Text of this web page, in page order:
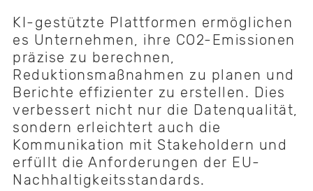
KI-gestützte Plattformen ermöglichen
es Unternehmen, ihre CO2-Emissionen
präzise zu berechnen,
Reduktionsmaßnahmen zu planen und
Berichte effizienter zu erstellen. Dies
verbessert nicht nur die Datenqualität,
sondern erleichtert auch die
Kommunikation mit Stakeholdern und
erfüllt die Anforderungen der EU-
Nachhaltigkeitsstandards.